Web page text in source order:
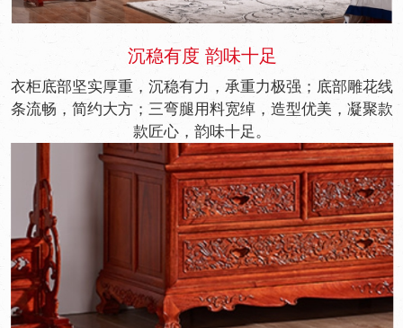
沉稳有度 韵味十足
衣柜底部坚实厚重，沉稳有力，承重力极强；底部雕花线
条流畅，简约大方；三弯腿用料宽绰，造型优美，凝聚款
款匠心，韵味十足。